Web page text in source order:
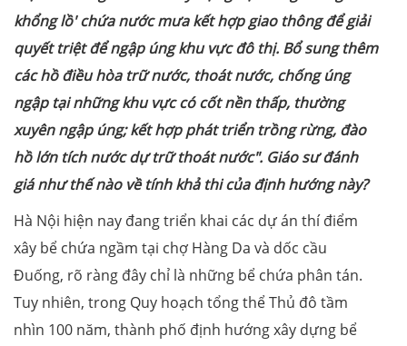
khổng lồ' chứa nước mưa kết hợp giao thông để giải
quyết triệt để ngập úng khu vực đô thị. Bổ sung thêm
các hồ điều hòa trữ nước, thoát nước, chống úng
ngập tại những khu vực có cốt nền thấp, thường
xuyên ngập úng; kết hợp phát triển trồng rừng, đào
hồ lớn tích nước dự trữ thoát nước". Giáo sư đánh
giá như thế nào về tính khả thi của định hướng này?
Hà Nội hiện nay đang triển khai các dự án thí điểm
xây bể chứa ngầm tại chợ Hàng Da và dốc cầu
Đuống, rõ ràng đây chỉ là những bể chứa phân tán.
Tuy nhiên, trong Quy hoạch tổng thể Thủ đô tầm
nhìn 100 năm, thành phố định hướng xây dựng bể